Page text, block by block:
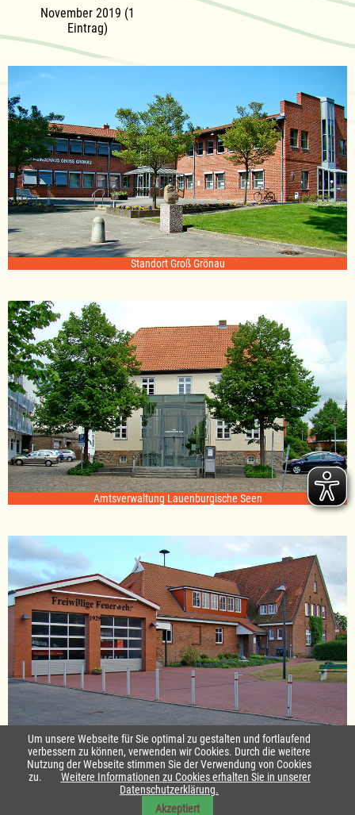
November 2019 (1
Eintrag)
Standort Groß Grönau
Amtsverwaltung Lauenburgische Seen
Standort Sterley
Startseite|Kontakt
Impressum & Datenschutz|Barrierefreiheit
|Sitemap in Leichte Sprache
Um unsere Webseite für Sie optimal zu gestalten und fortlaufend
verbessern zu können, verwenden wir Cookies. Durch die weitere
Nutzung der Webseite stimmen Sie der Verwendung von Cookies
zu.
Weitere Informationen zu Cookies erhalten Sie in unserer
Datenschutzerklärung.
Akzeptiert